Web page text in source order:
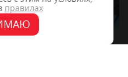
правилах